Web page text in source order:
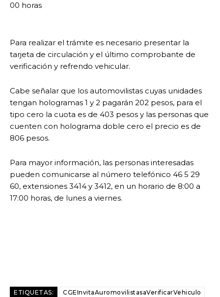
00 horas
Para realizar el trámite es necesario presentar la
tarjeta de circulación y el último comprobante de
verificación y refrendo vehicular.
Cabe señalar que los automovilistas cuyas unidades
tengan hologramas 1 y 2 pagarán 202 pesos, para el
tipo cero la cuota es de 403 pesos y las personas que
cuenten con holograma doble cero el precio es de
806 pesos.
Para mayor información, las personas interesadas
pueden comunicarse al número telefónico 46 5 29
60, extensiones 3414 y 3412, en un horario de 8:00 a
17:00 horas, de lunes a viernes.
ETIQUETAS: CGEInvitaAuromovilistasaVerificarVehiculo